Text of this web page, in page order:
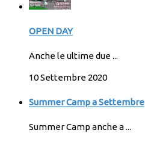
OPEN DAY
Anche le ultime due ...
10 Settembre 2020
Summer Camp a Settembre
Summer Camp anche a ...